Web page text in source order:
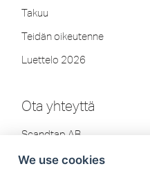
Takuu
Teidän oikeutenne
Luettelo 2026
Ota yhteyttä
Scandtap AB
302 41 Halmstad, Ruotsi
We use cookies